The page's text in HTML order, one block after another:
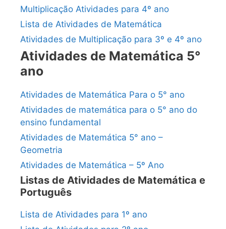
Multiplicação Atividades para 4º ano
Lista de Atividades de Matemática
Atividades de Multiplicação para 3º e 4º ano
Atividades de Matemática 5°
ano
Atividades de Matemática Para o 5° ano
Atividades de matemática para o 5° ano do
ensino fundamental
Atividades de Matemática 5° ano –
Geometria
Atividades de Matemática – 5º Ano
Listas de Atividades de Matemática e
Português
Lista de Atividades para 1º ano